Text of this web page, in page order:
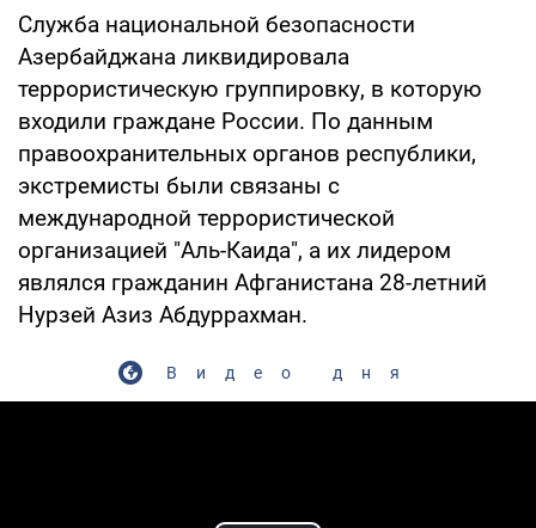
Служба национальной безопасности
Азербайджана ликвидировала
террористическую группировку, в которую
входили граждане России. По данным
правоохранительных органов республики,
экстремисты были связаны с
международной террористической
организацией "Аль-Каида", а их лидером
являлся гражданин Афганистана 28-летний
Нурзей Азиз Абдуррахман.
Видео дня